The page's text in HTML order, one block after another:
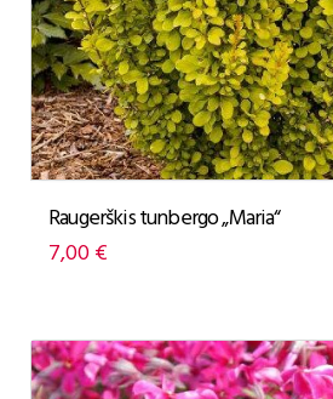
Raugerškis tunbergo „Maria“
7,00€